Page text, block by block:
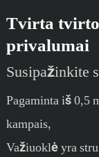
Tvirta
privalumai
Susipažinkite
Pagaminta iš 0,5
kampais,
Važiuoklė yra